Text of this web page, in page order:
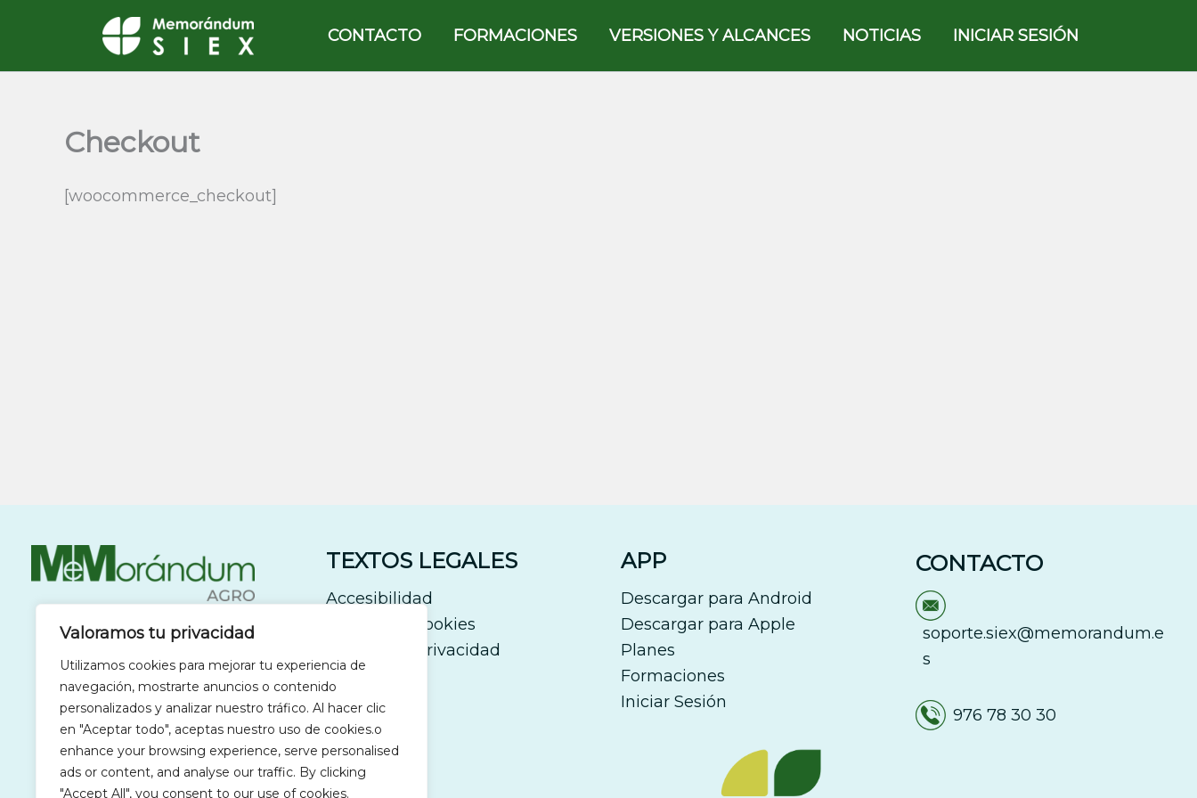
Valoramos tu privacidad
Utilizamos cookies para mejorar tu experiencia de
navegación, mostrarte anuncios o contenido
personalizados y analizar nuestro tráfico. Al hacer clic
en "Aceptar todo", aceptas nuestro uso de cookies.o
enhance your browsing experience, serve personalised
ads or content, and analyse our traffic. By clicking
"Accept All", you consent to our use of cookies.
CONTACTO FORMACIONES VERSIONES Y ALCANCES NOTICIAS INICIAR SESIÓN
Checkout
[woocommerce_checkout]
TEXTOS LEGALES
Accesibilidad
Política de cookies
Política de Privacidad
Aviso Legal
APP
Descargar para Android
Descargar para Apple
Planes
Formaciones
Iniciar Sesión
CONTACTO
soporte.siex@memorandum.e
s
976 78 30 30